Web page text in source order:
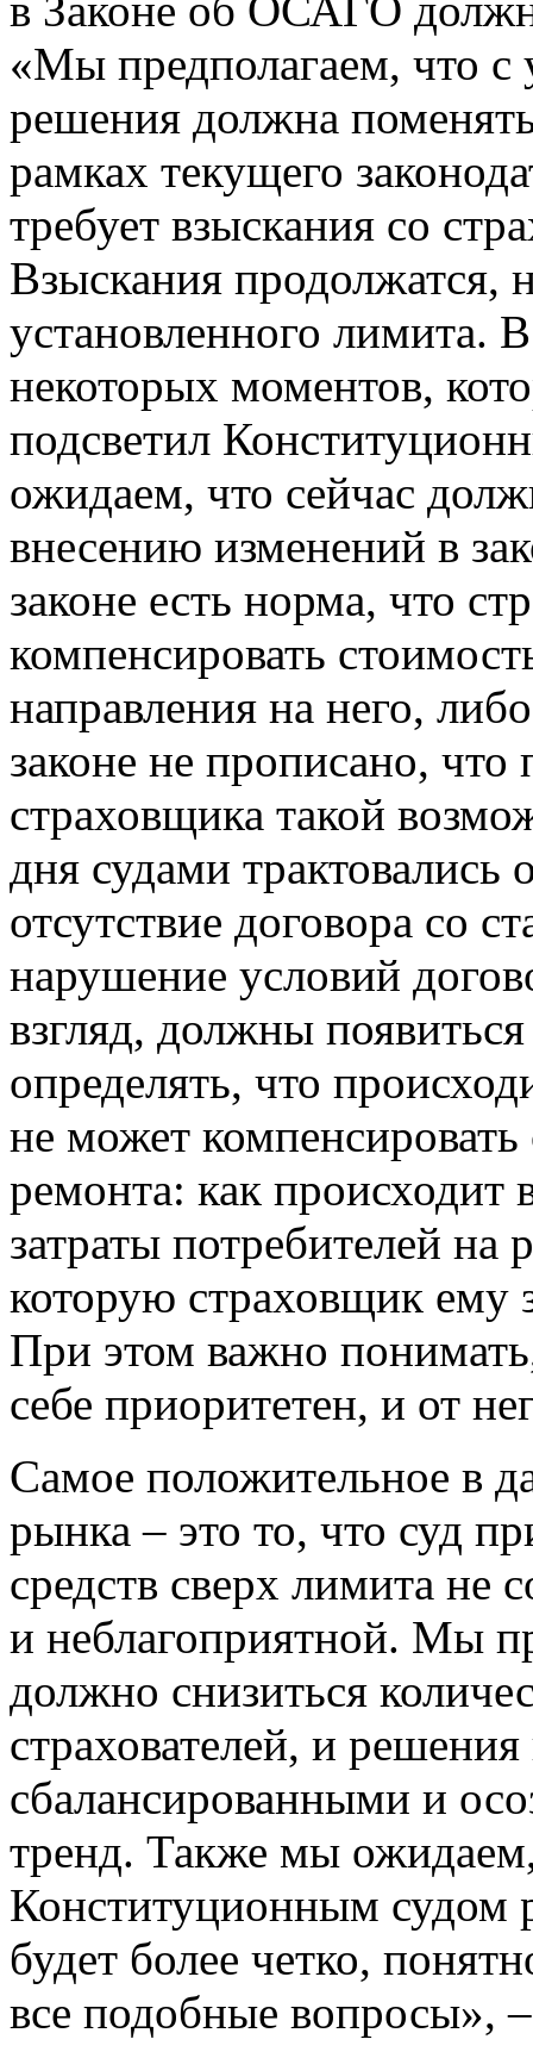
в Законе об ОСАГО
«Мы предполагаем, что с
решения должна
рамках текущего
требует взыскания со
Взыскания продолжатся,
установленного лимита. В
некоторых моментов,
подсветил
ожидаем, что сейчас
внесению изменений в
законе есть норма, что
компенсировать
направления на него,
законе не прописано, что
страховщика такой
дня судами
отсутствие договора со
нарушение условий
взгляд, должны
определять, что
не может компенсировать
ремонта: как происходит
затраты потребителей
которую страховщик ему
При этом важно
себе приоритетен, и от
Самое положительное в
рынка – это то, что суд
средств сверх лимита не
и неблагоприятной. Мы
должно снизиться
страхователей, и
сбалансированными и
тренд. Также мы
Конституционным судом
будет более четко,
все подобные вопросы»,